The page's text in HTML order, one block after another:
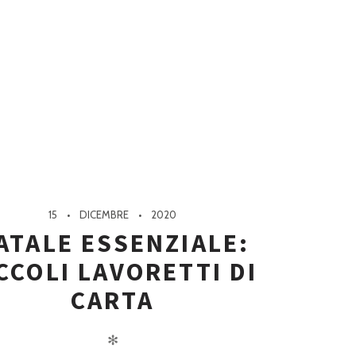
15 DICEMBRE 2020
ESSENZIALE:
LAVORETTI DI
CARTA
✻